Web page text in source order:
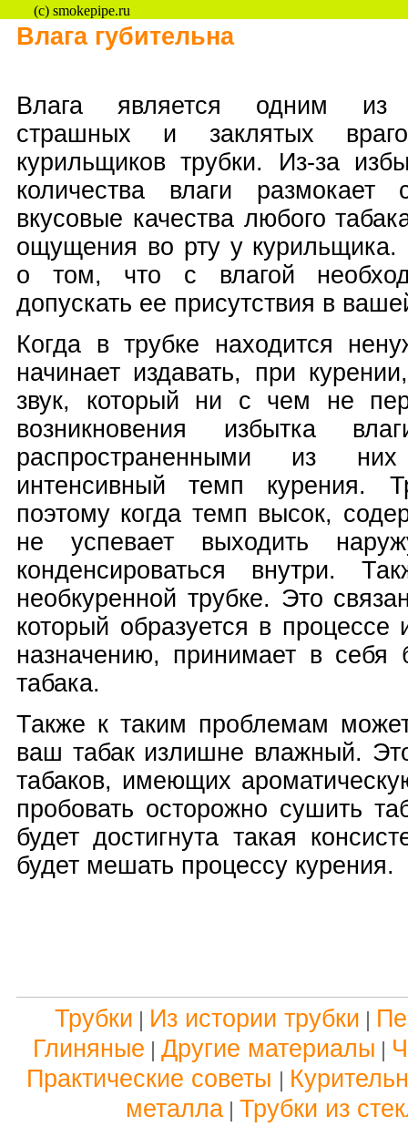
(c) smokepipe.ru
Влага губительна
Влага является одним из
страшных и заклятых
курильщиков трубки. Из-за
количества влаги размокает
вкусовые качества любого
ощущения во рту у курильщика.
о том, что с влагой
допускать ее присутствия в
Когда в трубке находится
начинает издавать, при
звук, который ни с чем не
возникновения избытка
распространенными из
интенсивный темп курения.
поэтому когда темп высок,
не успевает выходить
конденсироваться внутри.
необкуренной трубке. Это
который образуется в процессе
назначению, принимает в себя
табака.
Также к таким проблемам
ваш табак излишне влажный.
табаков, имеющих
пробовать осторожно сушить
будет достигнута такая
будет мешать процессу курения.
Трубки | Из истории трубки |
Глиняные | Другие материалы |
Практические советы |
металла | Трубки из